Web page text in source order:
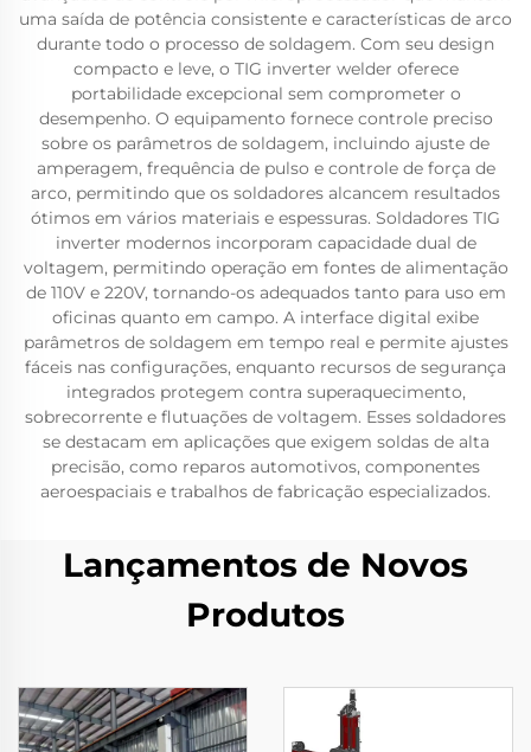
uma saída de potência consistente e características de arco
durante todo o processo de soldagem. Com seu design
compacto e leve, o TIG inverter welder oferece
portabilidade excepcional sem comprometer o
desempenho. O equipamento fornece controle preciso
sobre os parâmetros de soldagem, incluindo ajuste de
amperagem, frequência de pulso e controle de força de
arco, permitindo que os soldadores alcancem resultados
ótimos em vários materiais e espessuras. Soldadores TIG
inverter modernos incorporam capacidade dual de
voltagem, permitindo operação em fontes de alimentação
de 110V e 220V, tornando-os adequados tanto para uso em
oficinas quanto em campo. A interface digital exibe
parâmetros de soldagem em tempo real e permite ajustes
fáceis nas configurações, enquanto recursos de segurança
integrados protegem contra superaquecimento,
sobrecorrente e flutuações de voltagem. Esses soldadores
se destacam em aplicações que exigem soldas de alta
precisão, como reparos automotivos, componentes
aeroespaciais e trabalhos de fabricação especializados.
Lançamentos de Novos
Produtos